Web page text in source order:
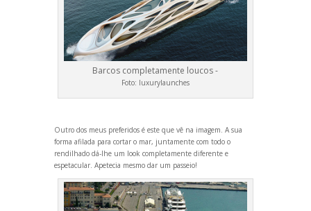
Barcos completamente loucos -
Foto: luxurylaunches
Outro dos meus preferidos é este que vê na imagem. A sua
forma afilada para cortar o mar, juntamente com todo o
rendilhado dá-lhe um look completamente diferente e
espetacular. Apetecia mesmo dar um passeio!